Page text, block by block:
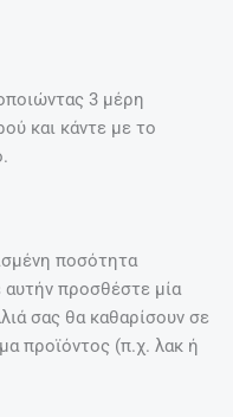
3 μέρη
και κάντε με το
ποσότητα
αυτήν προσθέστε μία
σας θα καθαρίσουν σε
προϊόντος (π.χ. λακ ή